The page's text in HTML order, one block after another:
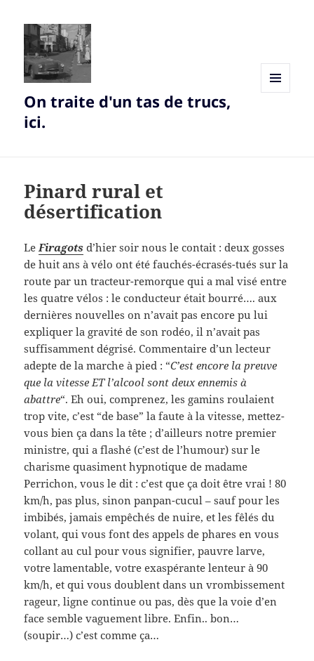
On traite d'un tas de trucs,
ici.
Pinard rural et
désertification
LeFiragots d’hier soir nous le contait : deux gosses
de huit ans à vélo ont été fauchés-écrasés-tués sur la
route par un tracteur-remorque qui a mal visé entre
les quatre vélos : le conducteur était bourré…. aux
dernières nouvelles on n’avait pas encore pu lui
expliquer la gravité de son rodéo, il n’avait pas
suffisamment dégrisé. Commentaire d’un lecteur
adepte de la marche à pied : “C’est encore la preuve
que la vitesse ET l’alcool sont deux ennemis à
abattre“. Eh oui, comprenez, les gamins roulaient
trop vite, c’est “de base” la faute à la vitesse, mettez-
vous bien ça dans la tête ; d’ailleurs notre premier
ministre, qui a flashé (c’est de l’humour) sur le
charisme quasiment hypnotique de madame
Perrichon, vous le dit : c’est que ça doit être vrai ! 80
km/h, pas plus, sinon panpan-cucul – sauf pour les
imbibés, jamais empêchés de nuire, et les fêlés du
volant, qui vous font des appels de phares en vous
collant au cul pour vous signifier, pauvre larve,
votre lamentable, votre exaspérante lenteur à 90
km/h, et qui vous doublent dans un vrombissement
rageur, ligne continue ou pas, dès que la voie d’en
face semble vaguement libre. Enfin.. bon…
(soupir…) c’est comme ça…